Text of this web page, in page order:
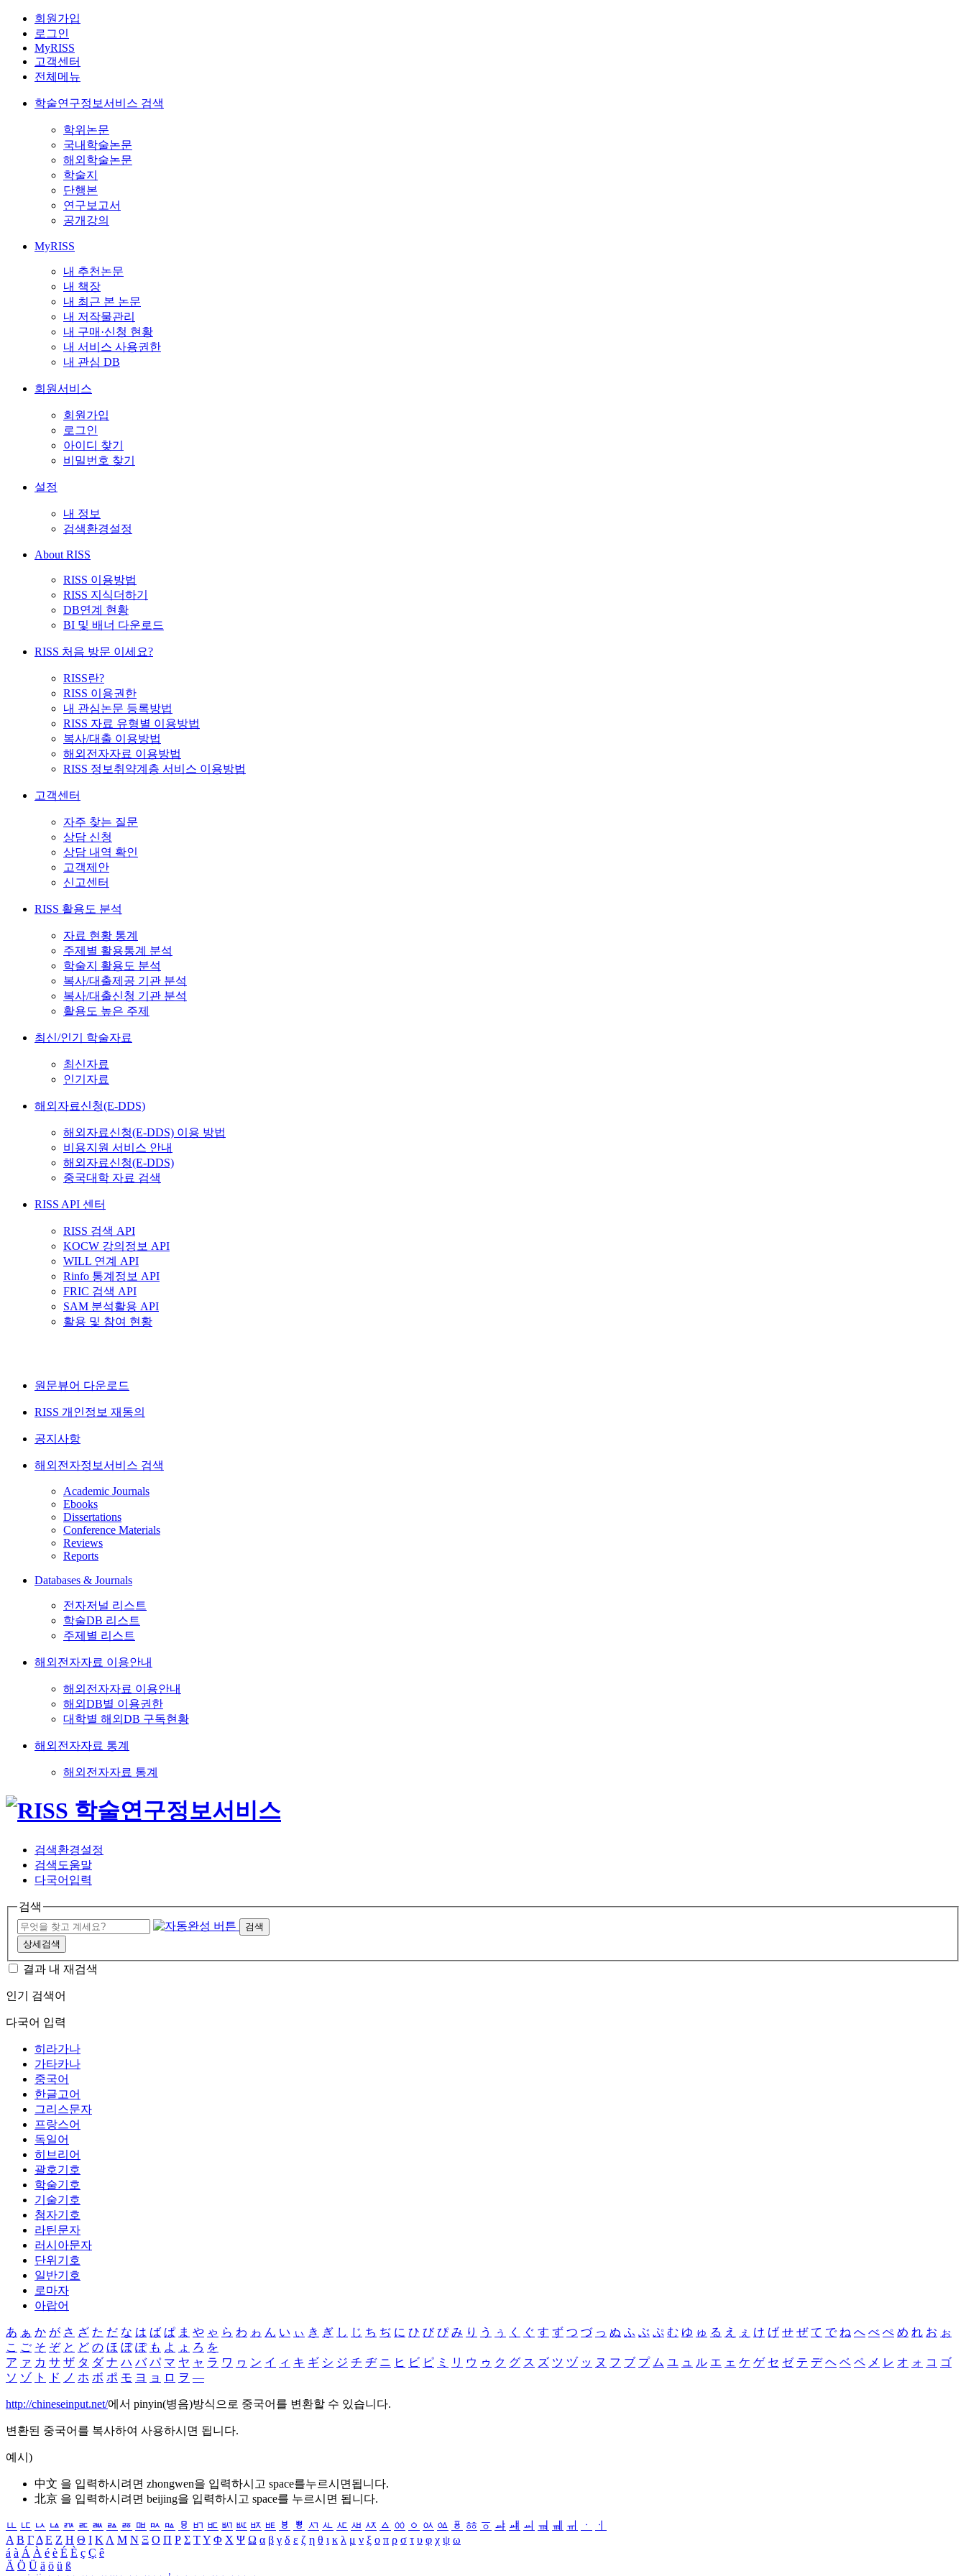
회원가입
로그인
MyRISS
고객센터
전체메뉴
학술연구정보서비스 검색
학위논문
국내학술논문
해외학술논문
학술지
단행본
연구보고서
공개강의
MyRISS
내 추천논문
내 책장
내 최근 본 논문
내 저작물관리
내 구매·신청 현황
내 서비스 사용권한
내 관심 DB
회원서비스
회원가입
로그인
아이디 찾기
비밀번호 찾기
설정
내 정보
검색환경설정
About RISS
RISS 이용방법
RISS 지식더하기
DB연계 현황
BI 및 배너 다운로드
RISS 처음 방문 이세요?
RISS란?
RISS 이용권한
내 관심논문 등록방법
RISS 자료 유형별 이용방법
복사/대출 이용방법
해외전자자료 이용방법
RISS 정보취약계층 서비스 이용방법
고객센터
자주 찾는 질문
상담 신청
상담 내역 확인
고객제안
신고센터
RISS 활용도 분석
자료 현황 통계
주제별 활용통계 분석
학술지 활용도 분석
복사/대출제공 기관 분석
복사/대출신청 기관 분석
활용도 높은 주제
최신/인기 학술자료
최신자료
인기자료
해외자료신청(E-DDS)
해외자료신청(E-DDS) 이용 방법
비용지원 서비스 안내
해외자료신청(E-DDS)
중국대학 자료 검색
RISS API 센터
RISS 검색 API
KOCW 강의정보 API
WILL 연계 API
Rinfo 통계정보 API
FRIC 검색 API
SAM 분석활용 API
활용 및 참여 현황
원문뷰어 다운로드
RISS 개인정보 재동의
공지사항
해외전자정보서비스 검색
Academic Journals
Ebooks
Dissertations
Conference Materials
Reviews
Reports
Databases & Journals
전자저널 리스트
학술DB 리스트
주제별 리스트
해외전자자료 이용안내
해외전자자료 이용안내
해외DB별 이용권한
대학별 해외DB 구독현황
해외전자자료 통계
해외전자자료 통계
검색환경설정
검색도움말
다국어입력
검색
검색
상세검색
결과 내 재검색
인기 검색어
다국어 입력
히라가나
가타카나
중국어
한글고어
그리스문자
프랑스어
독일어
히브리어
괄호기호
학술기호
기술기호
첨자기호
라틴문자
러시아문자
단위기호
일반기호
로마자
아랍어
あ ぁ か が さ ざ た だ な は ば ぱ ま や ゃ ら わ ゎ ん い ぃ き ぎ し じ ち ぢ に ひ び ぴ み り う ぅ く ぐ す ず つ づ っ ぬ ふ ぶ ぷ む ゆ ゅ る え ぇ け げ せ ぜ て で ね へ べ ぺ め れ お ぉ
こ ご そ ぞ と ど の ほ ぼ ぽ も よ ょ ろ を
ア ァ カ サ ザ タ ダ ナ ハ バ パ マ ヤ ャ ラ ワ ヮ ン イ ィ キ ギ シ ジ チ ヂ ニ ヒ ビ ピ ミ リ ウ ゥ ク グ ス ズ ツ ヅ ッ ヌ フ ブ プ ム ユ ュ ル エ ェ ケ ゲ セ ゼ テ デ ヘ ベ ペ メ レ オ ォ コ ゴ
ソ ゾ ト ド ノ ホ ボ ポ モ ヨ ョ ロ ヲ ―
http://chineseinput.net/에서 pinyin(병음)방식으로 중국어를 변환할 수 있습니다.
변환된 중국어를 복사하여 사용하시면 됩니다.
예시)
中文 을 입력하시려면 zhongwen을 입력하시고 space를누르시면됩니다.
北京 을 입력하시려면 beijing을 입력하시고 space를 누르시면 됩니다.
ㅥ ㅦ ㅧ ㅨ ㅩ ㅪ ㅫ ㅬ ㅭ ㅮ ㅯ ㅰ ㅱ ㅲ ㅳ ㅴ ㅵ ㅶ ㅷ ㅸ ㅹ ㅺ ㅻ ㅼ ㅽ ㅾ ㅿ ㆀ ㆁ ㆂ ㆃ ㆄ ㆅ ㆆ ㆇ ㆈ ㆉ ㆊ ㆋ ㆌ ㆍ
ㆎ
Α Β ΓΔ Ε Ζ Η Θ Ι ΚΛ Μ Ν Ξ Ο Π Ρ Σ ΤΥ Φ Χ Ψ Ω α β γ δ ε ζ η θ ι κ λ μ ν ξ ο π ρ σ τ υ φ χ ψ ω
á à Á À é è É È ç Ç ê
Ä Ö Ü ä ö ü ß